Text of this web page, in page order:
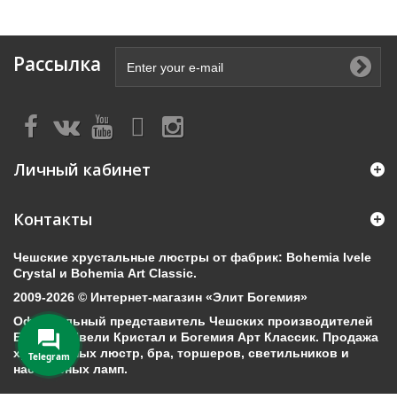
Рассылка
Личный кабинет
Контакты
Чешские хрустальные люстры от фабрик: Bohemia Ivele
Crystal и Bohemia Art Classic.
2009-2026 © Интернет-магазин «Элит Богемия»
Официальный представитель Чешских производителей
Богемия Ивели Кристал и Богемия Арт Классик. Продажа
хрустальных люстр, бра, торшеров, светильников и
настольных ламп.
Telegram